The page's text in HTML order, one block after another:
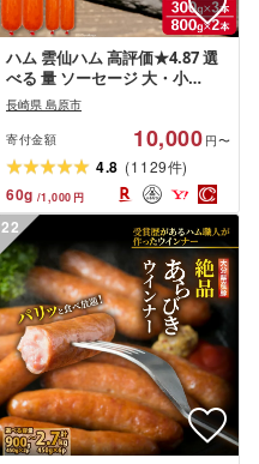
ハム 雲仙ハム 高評価★4.87 選
べる 量 ソーセージ 大・小
300g×2〜3本 800g×2本[ 人気 絶
品 ハム ソーセージ セット 詰め
合わせ おつまみ おかず 弁当 冷
蔵 国産 小分け 一人暮らし 単身
雲仙ハムASTY 長崎県 島原市 ふ
るさと納税 422037005]
長崎県 島原市
寄付金額 10,000 円〜
4.8 (1129件)
60g /1,000 円
22